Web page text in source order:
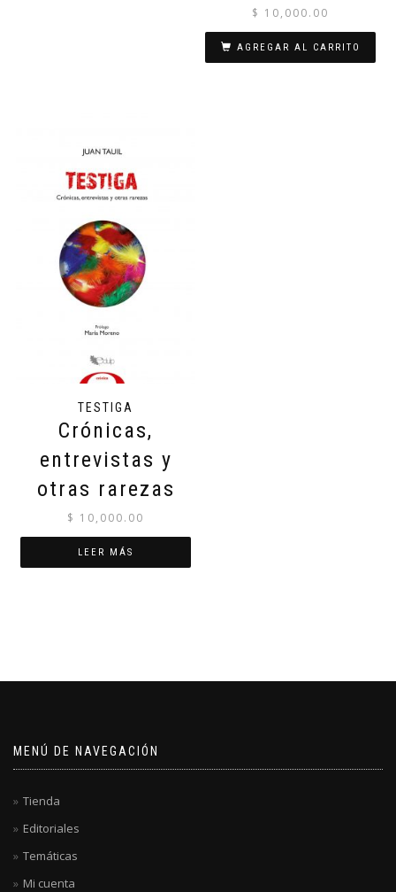
$ 10,000.00
AGREGAR AL CARRITO
TESTIGA
Crónicas,
entrevistas y
otras rarezas
$ 10,000.00
LEER MÁS
MENÚ DE NAVEGACIÓN
Tienda
Editoriales
Temáticas
Mi cuenta